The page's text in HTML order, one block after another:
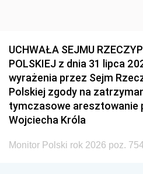
UCHWAŁA SEJMU
POLSKIEJ z dnia 31 lipca
wyrażenia przez Sejm
Polskiej zgody na
tymczasowe aresztowanie
Wojciecha Króla
Monitor Polski rok 2026 poz.